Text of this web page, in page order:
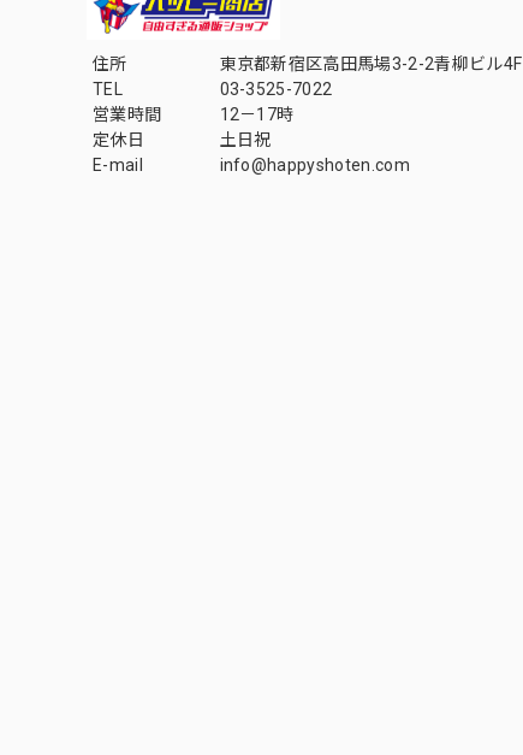
住所
東京都新宿区高田馬場3-2-2青柳ビル4F
TEL
03-3525-7022
営業時間
12－17時
定休日
土日祝
E-mail
info@happyshoten.com